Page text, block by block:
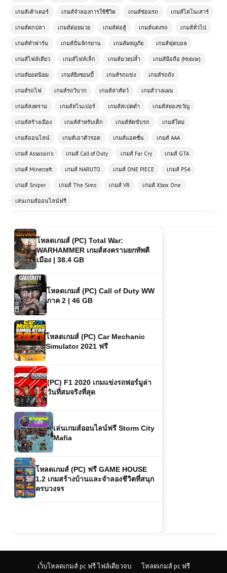
เกมส์เค้าเตอร์ เกมส์จำลองการใช้ชีวิต เกมส์ซ่อมรถ เกมส์ไดโนเสาร์
เกมส์ตกปลา เกมส์ต่อยมวย เกมส์ต่อสู้ เกมส์แต่งรถ เกมส์ทั่วไป
เกมส์ทำฟาร์ม เกมส์ปั่นจักรยาน เกมส์ผจญภัย เกมส์ฟุตบอล
เกมส์ไฟล์เดียว เกมส์ไฟล์เล็ก เกมส์มวยปล้ำ เกมส์มือถือ (Mobile)
เกมส์ยอดนิยม เกมส์ยิงซอมบี้ เกมส์รถแข่ง เกมส์รถถัง
เกมส์รถไฟ เกมส์รถวิบาก เกมส์ล่าสัตว์ เกมส์วางแผน
เกมส์สงคราม เกมส์สไนเปอร์ เกมส์สเปคต่ำ เกมส์สยองขวัญ
เกมส์สร้างเมือง เกมส์สำหรับเด็ก เกมส์หัดขับรถ เกมส์ใหม่
เกมส์ออนไลน์ เกมส์เอาตัวรอด เกมส์แอคชั่น เกมส์ AAA
เกมส์ Assassin's เกมส์ Call of Duty เกมส์ Far Cry เกมส์ GTA
เกมส์ Minecraft เกมส์ NARUTO เกมส์ ONE PIECE เกมส์ PS4
เกมส์ Sniper เกมส์ The Sims เกมส์ VR เกมส์ Xbox One
เล่นเกมส์ออนไลน์ฟรี
โหลดเกมส์ (PC) Grand Theft Auto
(PC) MONSTER HUNTER RISE
Sunbreak | Free Download
โหลดเกมส์ (PC) Total War:
โหลดเกมส์ (PC) Call of Duty WW
ภาค 2 | 46 GB
โหลดเกมส์ (PC) Car Mechanic
Simulator 2021 ฟรี
(PC) F1 2020 เกมแข่งรถฟอร์มูล่า
เล่นเกมส์ออนไลน์ฟรี Storm City
โหลดเกมส์ (PC) ฟรี GAME HOUSE
1.2 เกมสร้างบ้านและจำลองชีวิตที่สนุก
ครบวงจร
เว็บโหลดเกมส์ pc ฟรี ไฟล์เดียวจบ โหลดเกมส์ pc ฟรี